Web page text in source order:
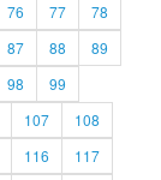
76 77
78
87 88
89
98
99
107
108
116
117